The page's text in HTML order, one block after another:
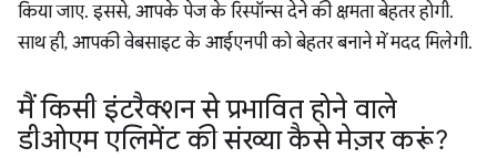
किया जाए. इससे, आपके पेज के रिस्पॉन्स देने की क्षमता बेहतर होगी.
साथ ही, आपकी वेबसाइट के आईएनपी को बेहतर बनाने में मदद मिलेगी.
मैं किसी इंटरैक्शन से प्रभावित होने वाले
डीओएम एलिमेंट की संख्या कैसे मेज़र करूं?